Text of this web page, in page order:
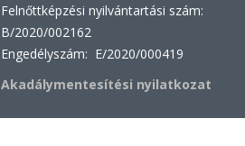
Felnőttképzési nyilvántartási szám:
B/2020/002162
Engedélyszám: E/2020/000419
Akadálymentesítési nyilatkozat